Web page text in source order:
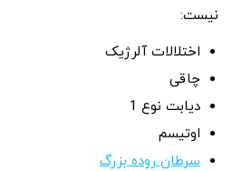
نیست:
اختلالات آلرژیک
چاقی
دیابت نوع 1
اوتیسم
سرطان روده بزرگ